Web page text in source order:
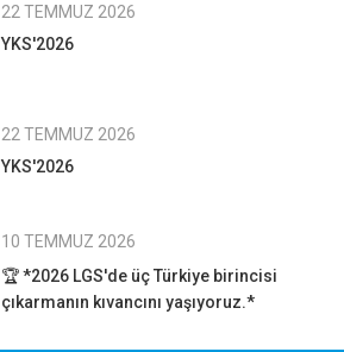
22 TEMMUZ 2026
YKS'2026
22 TEMMUZ 2026
YKS'2026
10 TEMMUZ 2026
🏆 *2026 LGS'de üç Türkiye birincisi
çıkarmanın kıvancını yaşıyoruz.*